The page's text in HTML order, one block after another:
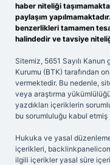
haber niteliği
paylaşım
benzerlikleri tamamen
halindedir ve tavsiye
Sitemiz, 5651 Sayılı
Kurumu (BTK) tarafından
vermektedir. Bu nedenle,
veya araştırma
yazdıkları içeriklerin
bu sorumluluğu kabul etmiş
Hukuka ve yasal
içerikleri,
ilgili içerikler yasal süre